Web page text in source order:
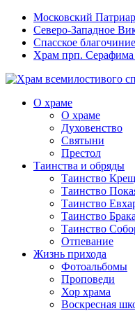
Московский
Северо-Западное
Спасское благочиние
Храм прп.
О храме
О храме
Духовенство
Святыни
Престол
Таинства и обряды
Таинство
Таинство
Таинство
Таинство
Таинство
Отпевание
Жизнь прихода
Фотоальбомы
Проповеди
Хор храма
Воскресная